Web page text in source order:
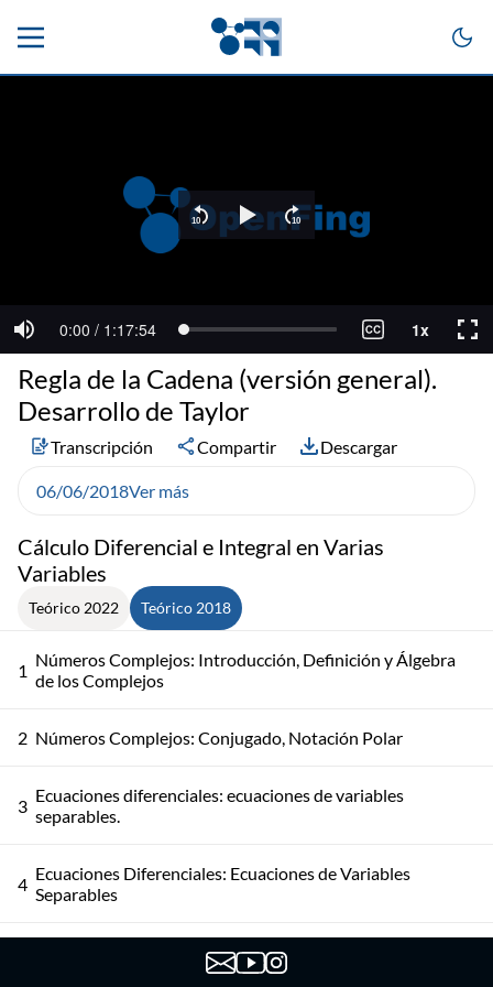
Cálculo Diferencial e Integral en Varias
Variables
Teórico 2022 Teórico 2018
1 Números Complejos: Introducción, Definición y Álgebra
de los Complejos
2 Números Complejos: Conjugado, Notación Polar
3 Ecuaciones diferenciales: ecuaciones de variables
separables.
4 Ecuaciones Diferenciales: Ecuaciones de Variables
Separables
Ecuaciones Diferenciales: Problema de Condiciones
Iniciales. Ecuaciones Lineales de 1er Orden
Regla de la Cadena (versión general).
Desarrollo de Taylor
Transcripción Compartir Descargar
06/06/2018Ver más